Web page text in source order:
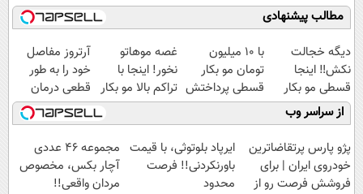
مطالب پیشنهادی
دیگه خجالت
نکش‼️ اینجا
قسطی مو بکار
(تضمینی)
با 10 میلیون
تومان مو بکار
قسطی پرداختش
کن😍
غصه موهاتو
نخور! اینجا با
تراکم بالا مو بکار
قسطی پرداختش
کن
آرتروز مفاصل
خود را به طور
قطعی درمان
کنید!
◗پرسش‌نامه◖
از سراسر وب
پژو پارس پرتقاضاترین
خودروی ایران | برای
فروشش فرصت رو از
ایرپاد بلوتوثی، با قیمت
باورنکردنی!! فرصت
محدود
مجموعه ۴۶ عددی
آچار بکس، مخصوص
مردان واقعی!!